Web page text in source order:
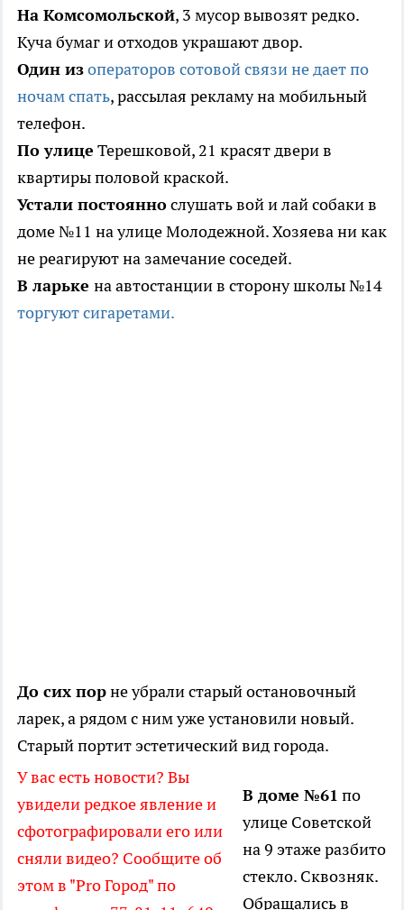
На Комсомольской, 3 мусор вывозят редко.
Куча бумаг и отходов украшают двор.
Один изоператоров сотовой связи не дает по
ночам спать, рассылая рекламу на мобильный
телефон.
По улице Терешковой, 21 красят двери в
квартиры половой краской.
Устали постояннослушать вой и лай собаки в
доме №11 на улице Молодежной. Хозяева ни как
не реагируют на замечание соседей.
В ларьке на автостанции в сторону школы №14
торгуют сигаретами.
До сих порне убрали старый остановочный
ларек, а рядом с ним уже установили новый.
Старый портит эстетический вид города.
У вас есть новости? Вы
увидели редкое явление и
сфотографировали его или
сняли видео? Сообщите об
этом в "Pro Город" по
В доме №61 по
улице Советской
на 9 этаже разбито
стекло. Сквозняк.
Обращались в